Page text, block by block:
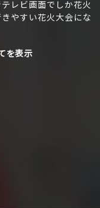
レビ画面でしか花火
やすい花火大会にな
を表示